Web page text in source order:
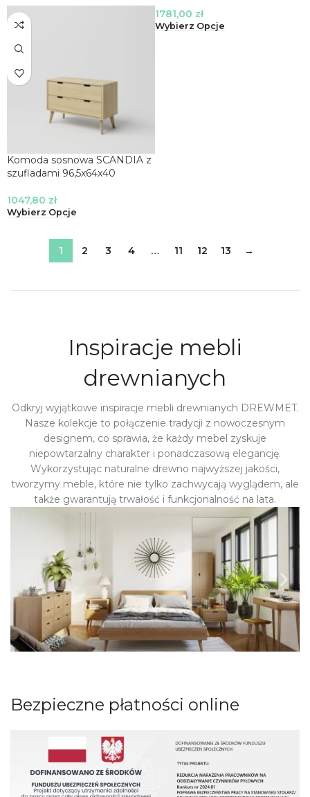
1781,00 zł
Wybierz Opcje
Komoda sosnowa SCANDIA z
szufladami 96,5x64x40
1047,80 zł
Wybierz Opcje
1 2 3 4 … 11 12 13 →
Inspiracje mebli
drewnianych
Odkryj wyjątkowe inspiracje mebli drewnianych DREWMET.
Nasze kolekcje to połączenie tradycji z nowoczesnym
designem, co sprawia, że każdy mebel zyskuje
niepowtarzalny charakter i ponadczasową elegancję.
Wykorzystując naturalne drewno najwyższej jakości,
tworzymy meble, które nie tylko zachwycają wyglądem, ale
także gwarantują trwałość i funkcjonalność na lata.
Bezpieczne płatności online